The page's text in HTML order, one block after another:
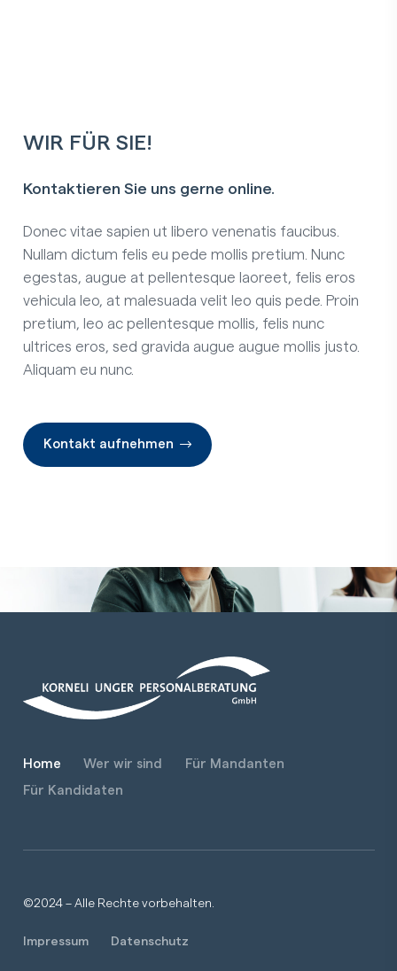
WIR FÜR SIE!
Kontaktieren Sie uns gerne online.
Donec vitae sapien ut libero venenatis faucibus.
Nullam dictum felis eu pede mollis pretium. Nunc
egestas, augue at pellentesque laoreet, felis eros
vehicula leo, at malesuada velit leo quis pede. Proin
pretium, leo ac pellentesque mollis, felis nunc
ultrices eros, sed gravida augue augue mollis justo.
Aliquam eu nunc.
Kontakt aufnehmen
Home Wer wir sind
Für Mandanten
Für Kandidaten
©2024 – Alle Rechte vorbehalten.
Impressum Datenschutz